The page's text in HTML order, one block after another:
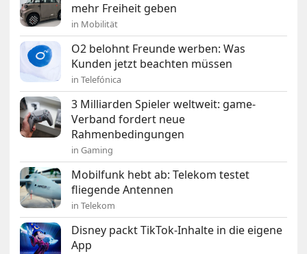
mehr Freiheit geben
in Mobilität
O2 belohnt Freunde werben: Was
Kunden jetzt beachten müssen
in Telefónica
3 Milliarden Spieler weltweit: game-
Verband fordert neue
Rahmenbedingungen
in Gaming
Mobilfunk hebt ab: Telekom testet
fliegende Antennen
in Telekom
Disney packt TikTok-Inhalte in die eigene
App